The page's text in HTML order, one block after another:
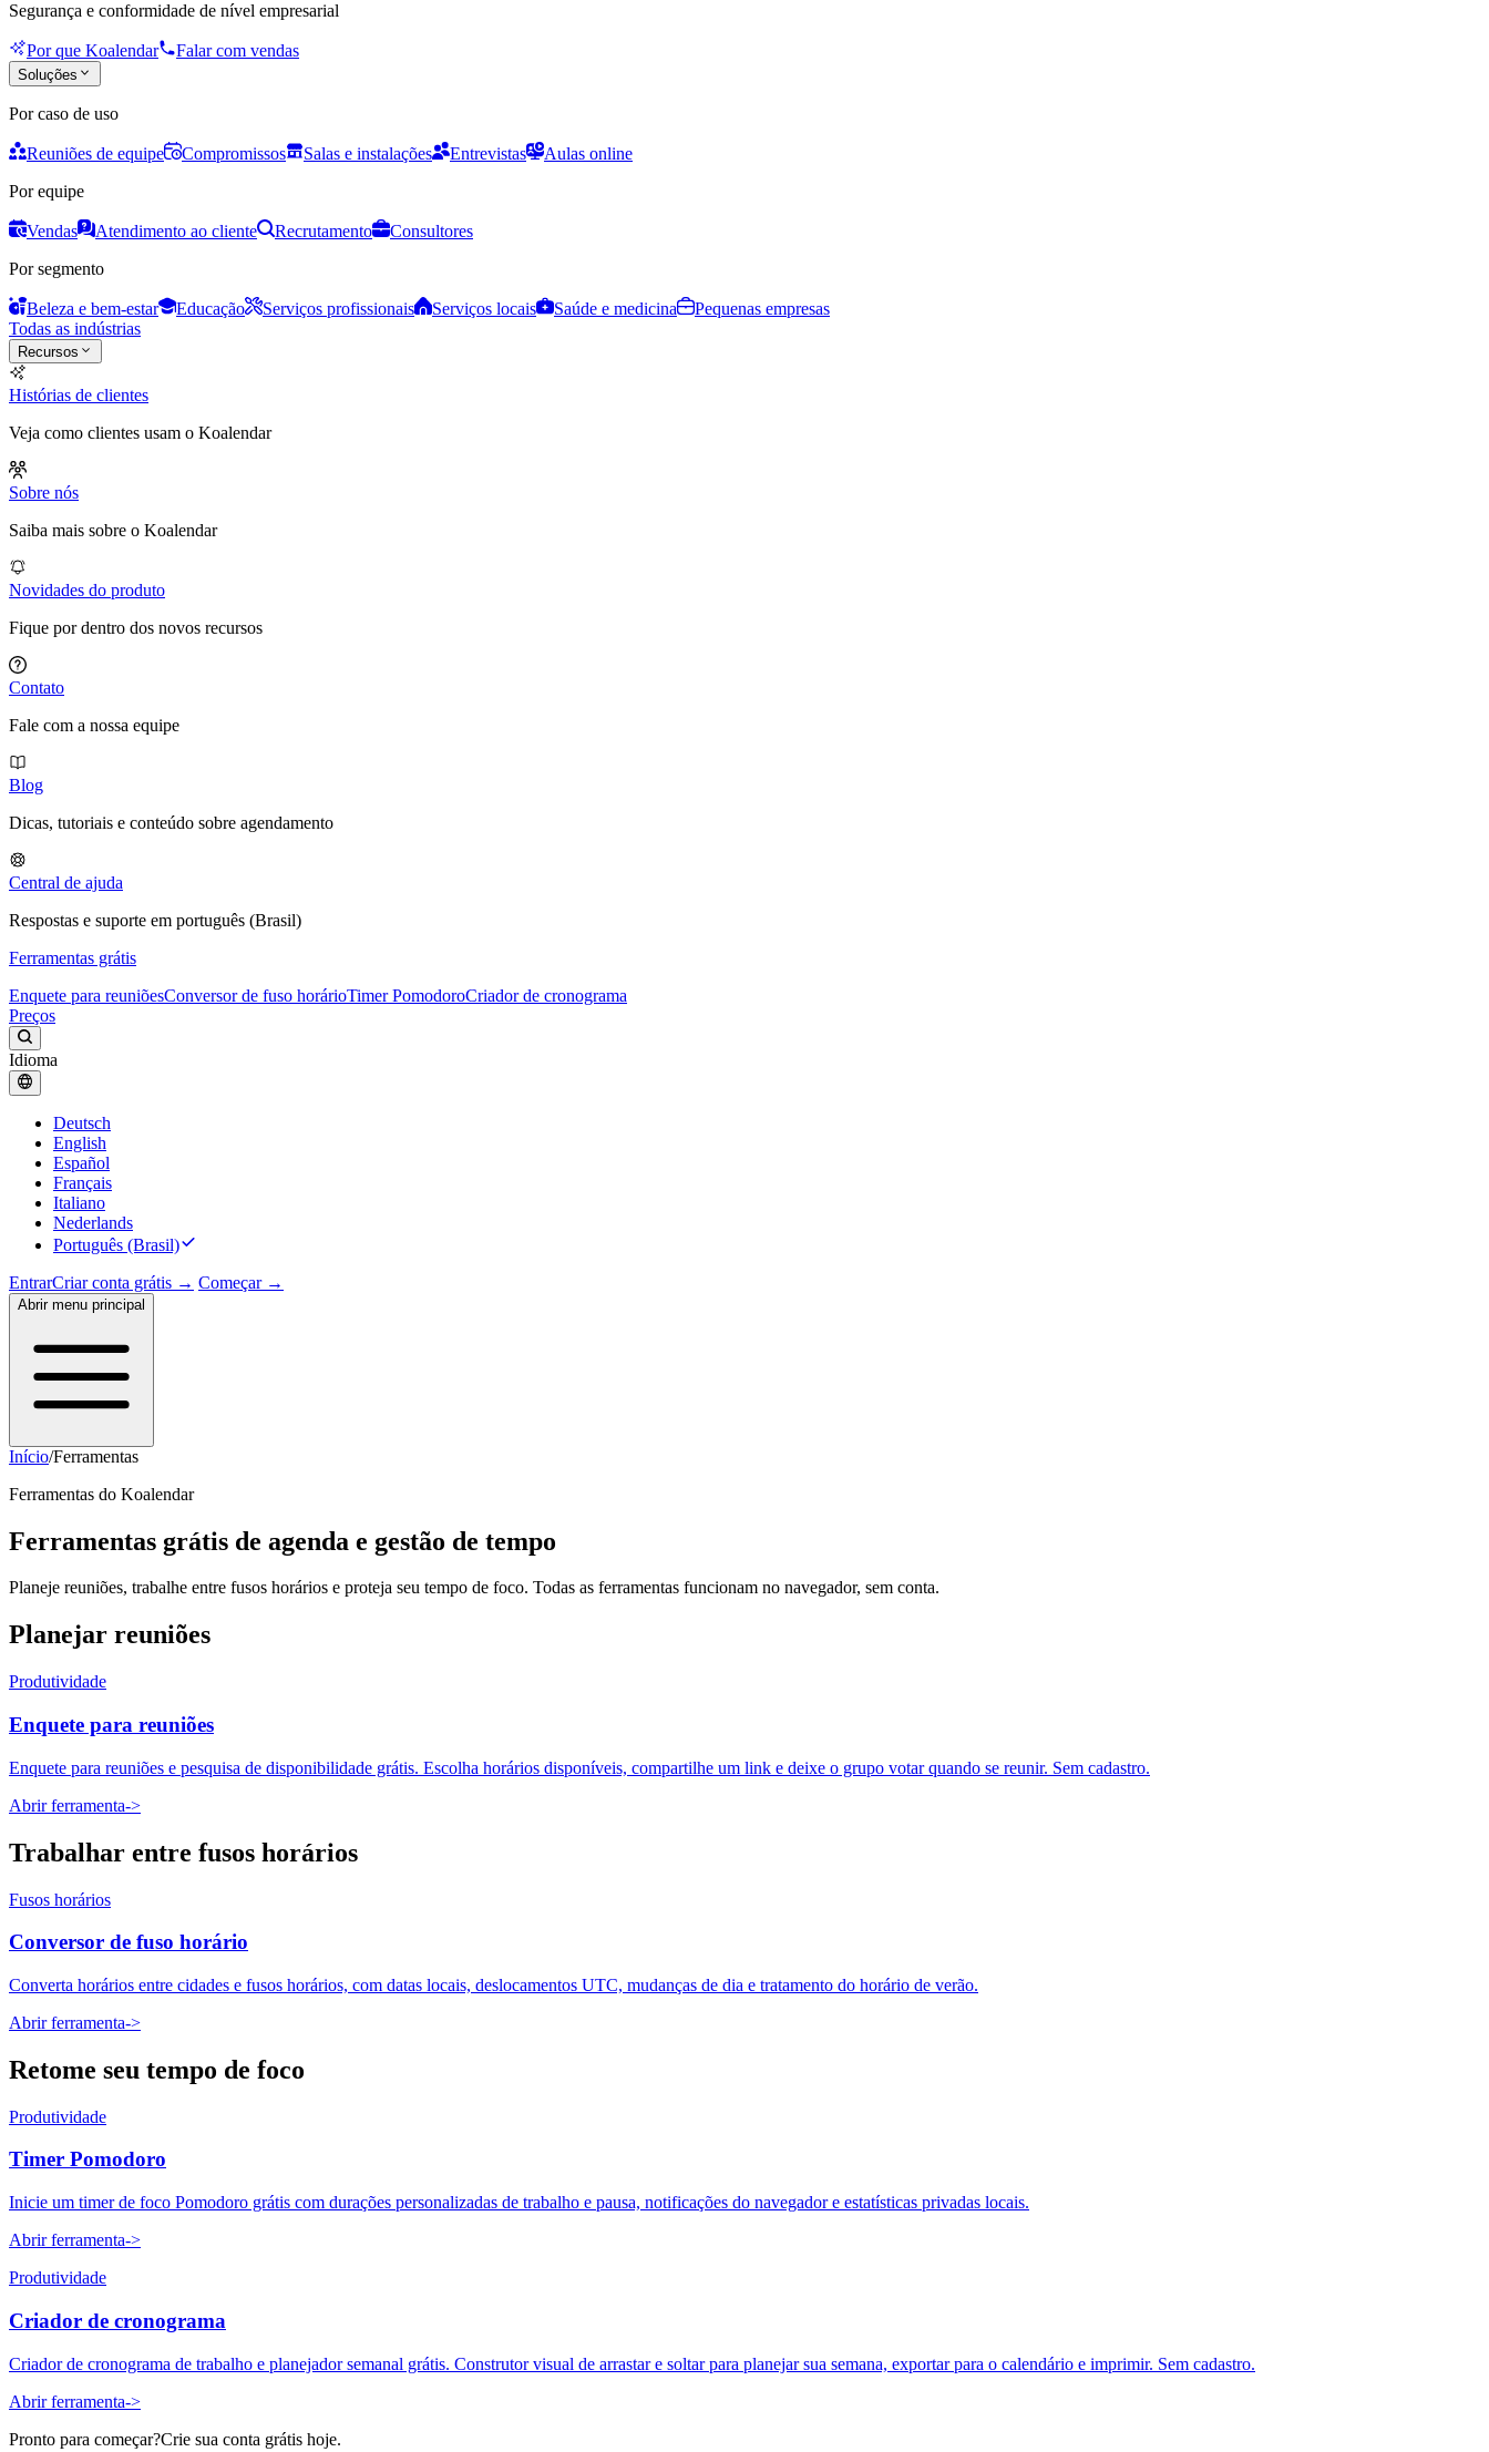
Segurança e conformidade de nível empresarial
Por que Koalendar Falar com vendas
Soluções
Por caso de uso
Reuniões de equipe Compromissos Salas e instalações Entrevistas
Aulas online
Por equipe
Vendas Atendimento ao cliente Recrutamento
Consultores
Por segmento
Beleza e bem-estar Educação Serviços profissionais Serviços locais Saúde e medicina
Pequenas empresas
Todas as indústrias
Recursos
Histórias de clientes
Veja como clientes usam o Koalendar
Sobre nós
Saiba mais sobre o Koalendar
Novidades do produto
Fique por dentro dos novos recursos
Contato
Fale com a nossa equipe
Blog
Dicas, tutoriais e conteúdo sobre agendamento
Central de ajuda
Respostas e suporte em português (Brasil)
Ferramentas grátis
Enquete para reuniõesConversor de fuso horárioTimer PomodoroCriador de cronograma
Preços
Idioma
Deutsch
English
Español
Français
Italiano
Nederlands
Português (Brasil)
EntrarCriar conta grátis → Começar →
Abrir menu principal
Início/Ferramentas
Ferramentas do Koalendar
Ferramentas grátis de agenda e gestão de tempo
Planeje reuniões, trabalhe entre fusos horários e proteja seu tempo de foco. Todas as ferramentas funcionam no navegador, sem conta.
Planejar reuniões
Produtividade
Enquete para reuniões
Enquete para reuniões e pesquisa de disponibilidade grátis. Escolha horários disponíveis, compartilhe um link e deixe o grupo votar quando se reunir. Sem cadastro.
Abrir ferramenta->
Trabalhar entre fusos horários
Fusos horários
Conversor de fuso horário
Converta horários entre cidades e fusos horários, com datas locais, deslocamentos UTC, mudanças de dia e tratamento do horário de verão.
Abrir ferramenta->
Retome seu tempo de foco
Produtividade
Timer Pomodoro
Inicie um timer de foco Pomodoro grátis com durações personalizadas de trabalho e pausa, notificações do navegador e estatísticas privadas locais.
Abrir ferramenta->
Produtividade
Criador de cronograma
Criador de cronograma de trabalho e planejador semanal grátis. Construtor visual de arrastar e soltar para planejar sua semana, exportar para o calendário e imprimir. Sem cadastro.
Abrir ferramenta->
Pronto para começar?Crie sua conta grátis hoje.